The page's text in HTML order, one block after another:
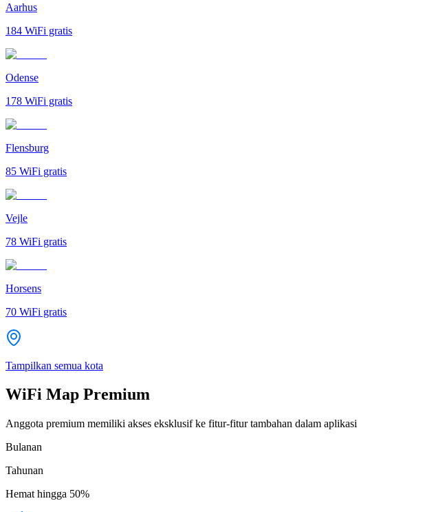
Aarhus
184 WiFi gratis
Odense
178 WiFi gratis
Flensburg
85 WiFi gratis
Vejle
78 WiFi gratis
Horsens
70 WiFi gratis
Tampilkan semua kota
WiFi Map Premium
Anggota premium memiliki akses eksklusif ke fitur-fitur tambahan dalam aplikasi
Bulanan
Tahunan
Hemat hingga 50%